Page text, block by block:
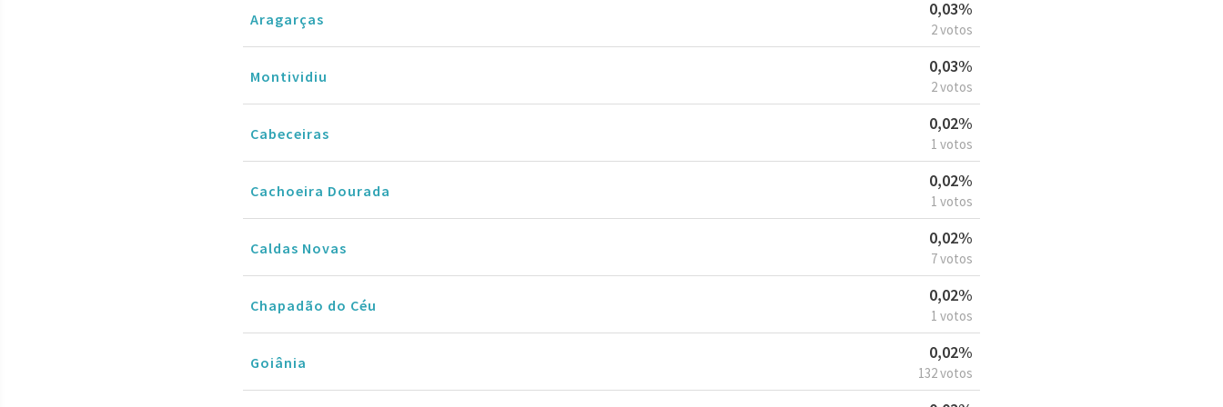
Aragarças
0,03%
2 votos
Montividiu
0,03%
2 votos
Cabeceiras
0,02%
1 votos
Cachoeira Dourada
0,02%
1 votos
Caldas Novas
0,02%
7 votos
Chapadão do Céu
0,02%
1 votos
Goiânia
0,02%
132 votos